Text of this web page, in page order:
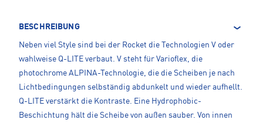
BESCHREIBUNG
Neben viel Style sind bei der Rocket die Technologien V oder
wahlweise Q-LITE verbaut. V steht für Varioflex, die
photochrome ALPINA-Technologie, die die Scheiben je nach
Lichtbedingungen selbständig abdunkelt und wieder aufhellt.
Q-LITE verstärkt die Kontraste. Eine Hydrophobic-
Beschichtung hält die Scheibe von außen sauber. Von innen